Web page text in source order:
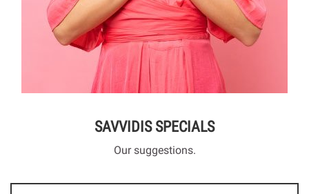
SAVVIDIS SPECIALS
Our suggestions.